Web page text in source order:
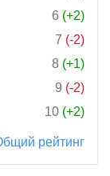
6 (+2)
7 (-2)
8 (+1)
9 (-2)
10 (+2)
рейтинг